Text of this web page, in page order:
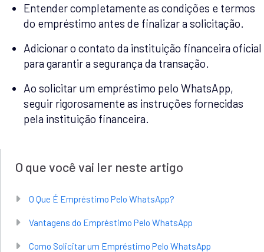
Entender completamente as condições e termos
do empréstimo antes de finalizar a solicitação.
Adicionar o contato da instituição financeira oficial
para garantir a segurança da transação.
Ao solicitar um empréstimo pelo WhatsApp,
seguir rigorosamente as instruções fornecidas
pela instituição financeira.
O que você vai ler neste artigo
O Que É Empréstimo Pelo WhatsApp?
Vantagens do Empréstimo Pelo WhatsApp
Como Solicitar um Empréstimo Pelo WhatsApp